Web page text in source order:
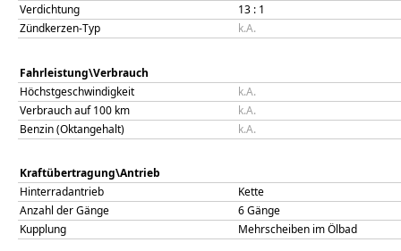
Verdichtung
13 : 1
Zündkerzen-Typ
k.A.
Fahrleistung\Verbrauch
Höchstgeschwindigkeit
k.A.
Verbrauch auf 100 km
k.A.
Benzin (Oktangehalt)
k.A.
Kraftübertragung\Antrieb
Hinterradantrieb
Kette
Anzahl der Gänge
6 Gänge
Kupplung
Mehrscheiben im Ölbad